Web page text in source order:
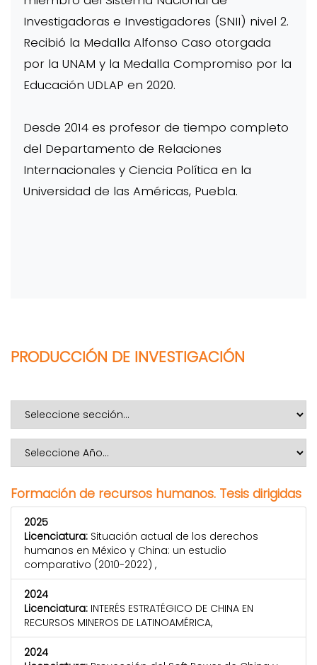
Investigadoras e Investigadores (SNII) nivel 2.
Recibió la Medalla Alfonso Caso otorgada
por la UNAM y la Medalla Compromiso por la
Educación UDLAP en 2020.
Desde 2014 es profesor de tiempo completo
del Departamento de Relaciones
Internacionales y Ciencia Política en la
Universidad de las Américas, Puebla.
PRODUCCIÓN DE INVESTIGACIÓN
Formación de recursos humanos. Tesis dirigidas
2025
Licenciatura: Situación actual de los derechos
humanos en México y China: un estudio
comparativo (2010-2022) ,
2024
Licenciatura: INTERÉS ESTRATÉGICO DE CHINA EN
RECURSOS MINEROS DE LATINOAMÉRICA,
2024